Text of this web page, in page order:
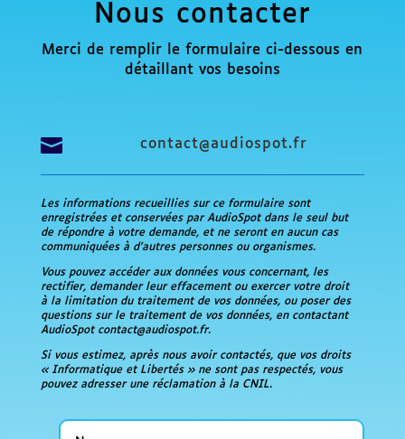
Nous contacter
Merci de remplir le formulaire ci-dessous en
détaillant vos besoins
 contact@audiospot.fr
Les informations recueillies sur ce formulaire sont
enregistrées et conservées par AudioSpot dans le seul but
de répondre à votre demande, et ne seront en aucun cas
communiquées à d’autres personnes ou organismes.
Vous pouvez accéder aux données vous concernant, les
rectifier, demander leur effacement ou exercer votre droit
à la limitation du traitement de vos données, ou poser des
questions sur le traitement de vos données, en contactant
AudioSpot contact@audiospot.fr.
Si vous estimez, après nous avoir contactés, que vos droits
« Informatique et Libertés » ne sont pas respectés, vous
pouvez adresser une réclamation à la CNIL.
Nom